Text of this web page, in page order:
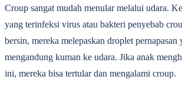
Croup sangat mudah menular melalui udara.
yang terinfeksi virus atau bakteri penyebab
bersin, mereka melepaskan droplet pernapasan
mengandung kuman ke udara. Jika anak
ini, mereka bisa tertular dan mengalami croup.